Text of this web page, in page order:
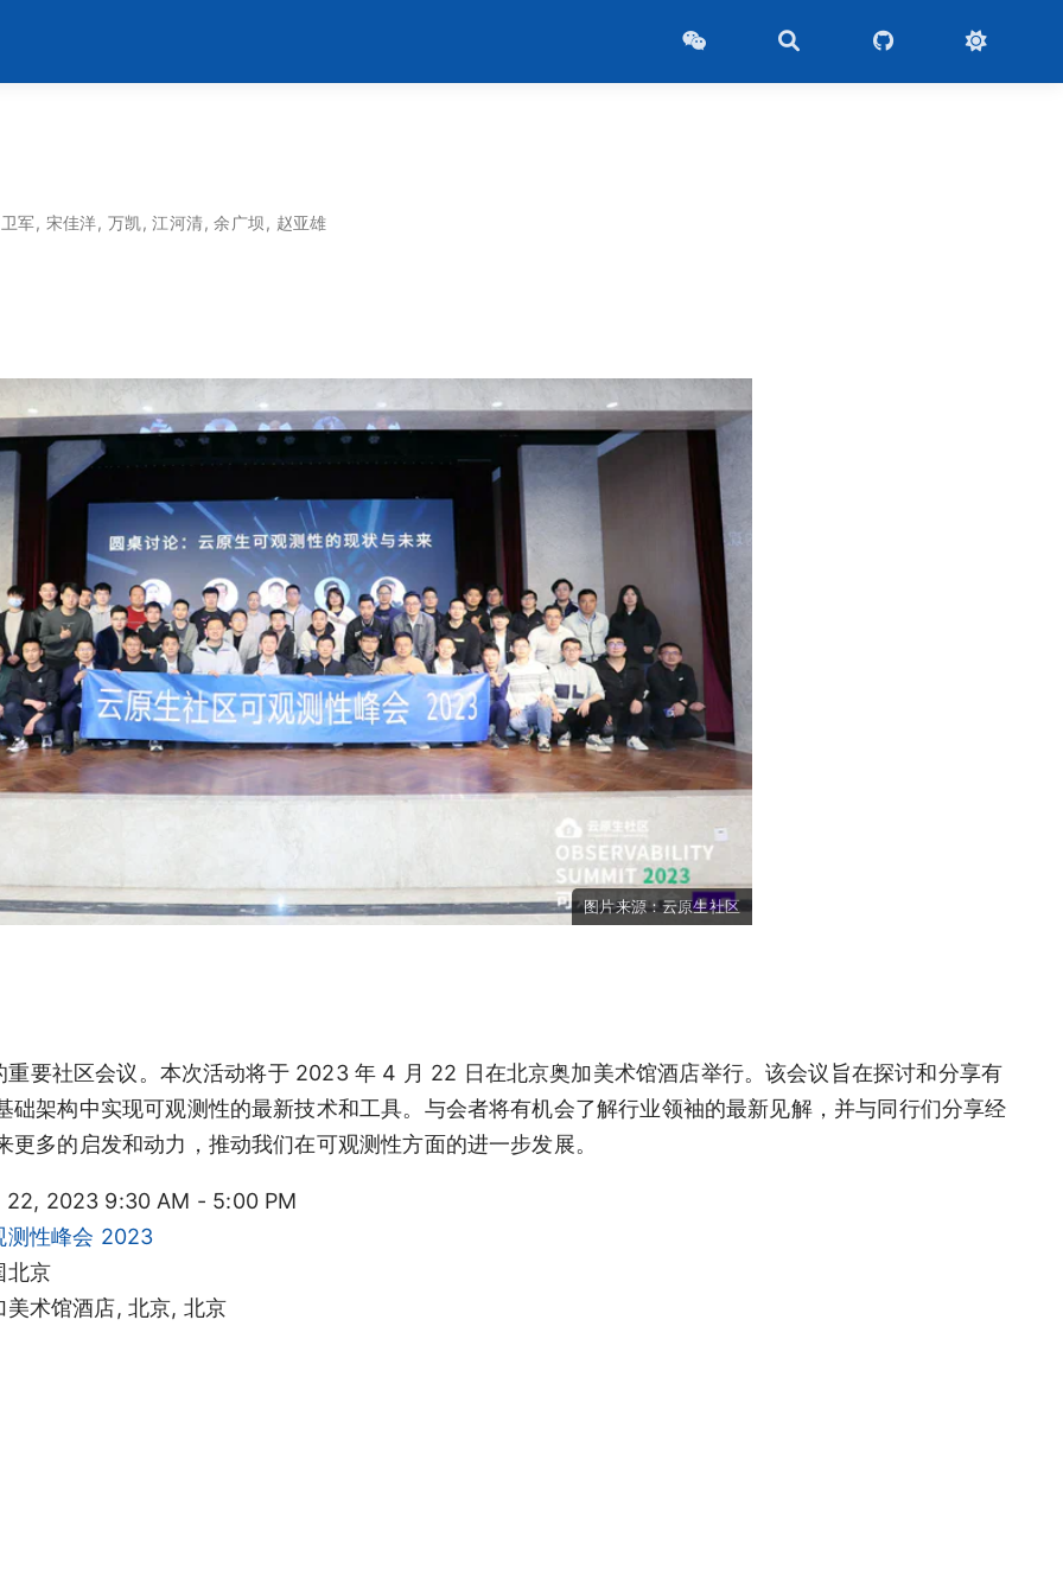
军, 宋佳洋, 万凯,江河清,余广坝, 赵亚雄
图片来源：云原生社区
要社区会议。本次活动将于 2023 年 4 月 22 日在北京奥加美术馆酒店举行。该会议旨在探讨和分享有
架构中实现可观测性的最新技术和工具。与会者将有机会了解行业领袖的最新见解，并与同行们分享经
多的启发和动力，推动我们在可观测性方面的进一步发展。
22, 2023 9:30 AM - 5:00 PM
测性峰会 2023
北京
美术馆酒店, 北京, 北京